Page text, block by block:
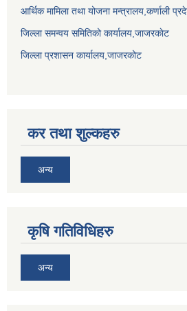
आर्थिक मामिला तथा योजना मन्त्रालय,कर्णाली
जिल्ला समन्वय समितिको कार्यालय,जाजरकाेट
जिल्ला प्रशासन कार्यालय,जाजरकोट
कर तथा शुल्कहरु
अन्य
कृषि गतिविधिहरु
अन्य